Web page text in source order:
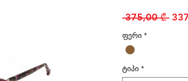
375,00 ₾
ფერი *
ტიპი *